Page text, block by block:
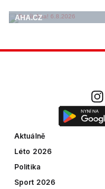
AHA.CZ
Aktuálně
Léto 2026
Politika
Sport 2026